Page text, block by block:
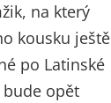
na který
kousku ještě
po Latinské
opět